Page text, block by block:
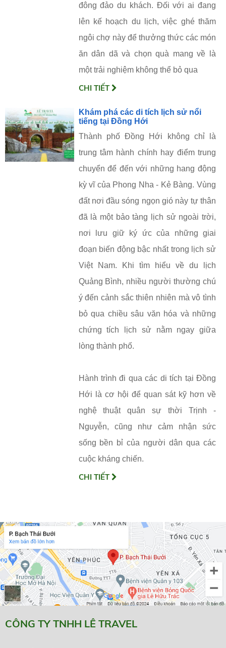
đông đảo du khách. Đối với ai đang
lên kế hoạch du lịch, việc ghé thăm
ngôi chợ này để thưởng thức các món
ăn dân dã và chọn quà mang về là
một trải nghiệm không thể bỏ qua
CHI TIẾT
Khám phá các di tích lịch sử nổi
tiếng tại Đồng Hới
Thành phố Đồng Hới không chỉ là
trung tâm hành chính hay điểm trung
chuyển để đến với những hang động
kỳ vĩ của Phong Nha - Kẻ Bàng. Vùng
đất nơi đầu sóng ngọn gió này tự thân
đã là một bảo tàng lịch sử ngoài trời,
nơi lưu giữ ký ức của những giai
đoạn biến động bậc nhất trong lịch sử
Việt Nam. Khi tìm hiểu về du lịch
Quảng Bình, nhiều người thường chú
ý đến cảnh sắc thiên nhiên mà vô tình
bỏ qua chiều sâu văn hóa và những
chứng tích lịch sử nằm ngay giữa
lòng thành phố.
Hành trình đi qua các di tích tại Đồng
Hới là cơ hội để quan sát kỹ hơn về
nghệ thuật quân sự thời Trịnh -
Nguyễn, cũng như cảm nhận sức
sống bền bỉ của người dân qua các
cuộc kháng chiến.
CHI TIẾT
CÔNG TY TNHH LÊ TRAVEL